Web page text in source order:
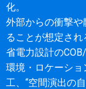
化。
外部からの衝撃
ることが想定さ
省電力設計の
環境・ロケーシ
工、“空間演出の